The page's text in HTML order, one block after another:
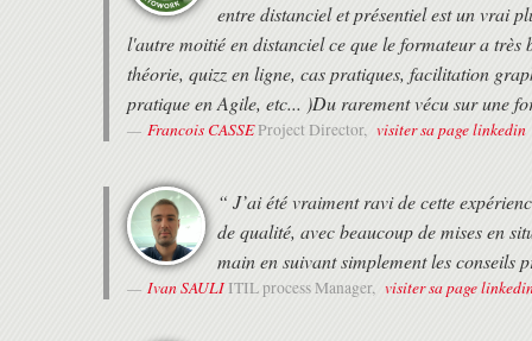
entre distanciel et présentiel est un vrai
l'autre moitié en distanciel ce que le formateur a
théorie, quizz en ligne, cas pratiques, facilitation
pratique en Agile, etc... )Du rarement vécu sur une
Francois CASSEProject Director, visiter sa page linkedin
“ J’ai été vraiment ravi de cette
de qualité, avec beaucoup de mises en
main en suivant simplement les conseils
Ivan SAULI ITIL process Manager, visiter sa page